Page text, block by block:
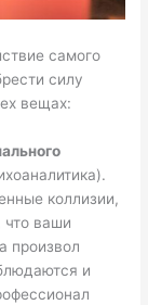
самого
силу
вещах:
коллизии,
что ваши
произвол
и